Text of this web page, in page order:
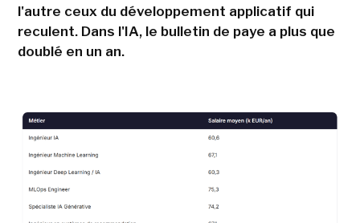
l'autre ceux du développement applicatif qui
reculent. Dans l'IA, le bulletin de paye a plus que
doublé en un an.